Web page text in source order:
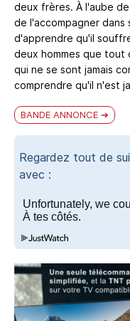
deux frères. À l'aube
de l'accompagner
d'apprendre qu'il
deux hommes que tout
qui ne se sont jamais
comprendre qu'il n'est
BANDE ANNONCE
Regardez tout de
avec :